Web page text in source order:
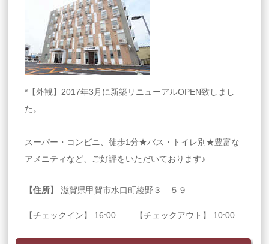
*【外観】2017年3月に新築リニューアルOPEN致しまし
た。
スーパー・コンビニ、徒歩1分★バス・トイレ別★豊富な
アメニティなど、ご好評をいただいております♪
【住所】 滋賀県甲賀市水口町綾野３―５９
【チェックイン】 16:00 【チェックアウト】 10:00